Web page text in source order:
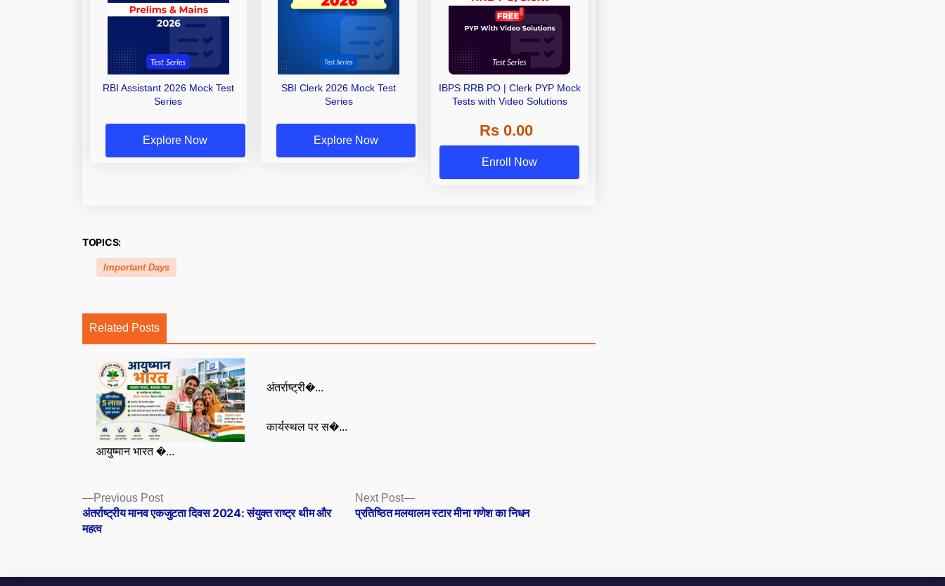
RBI Assistant 2026 Mock Test
Series
Explore Now
SBI Clerk 2026 Mock Test
Series
Explore Now
IBPS RRB PO | Clerk PYP Mock
Tests with Video Solutions
Rs 0.00
Enroll Now
TOPICS:
Important Days
Related Posts
आयुष्मान भारत �...
अंतर्राष्ट्री�...
कार्यस्थल पर स�...
Posts
navigation
Previous PostPrevious
post:
अंतर्राष्ट्रीय मानव एकजुटता दिवस 2024: संयुक्त राष्ट्र थीम और
महत्व
Next Post
Next
post:
प्रतिष्ठित मलयालम स्टार मीना गणेश का निधन